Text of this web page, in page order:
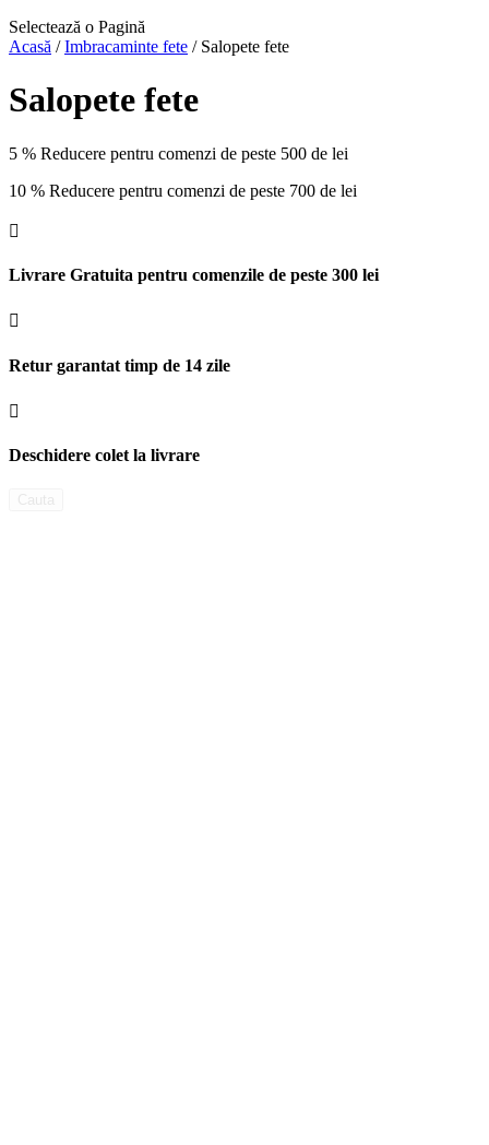
Selectează o Pagină
Acasă /Imbracaminte fete / Salopete fete
Salopete fete
5 % Reducere pentru comenzi de peste 500 de lei
10 % Reducere pentru comenzi de peste 700 de lei

Livrare Gratuita pentru comenzile de peste 300 lei

Retur garantat timp de 14 zile

Deschidere colet la livrare